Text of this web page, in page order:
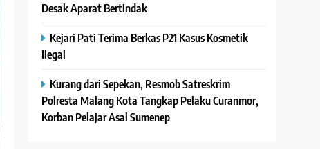
Desak Aparat Bertindak
Kejari Pati Terima Berkas P21 Kasus Kosmetik
Ilegal
Kurang dari Sepekan, Resmob Satreskrim
Polresta Malang Kota Tangkap Pelaku Curanmor,
Korban Pelajar Asal Sumenep